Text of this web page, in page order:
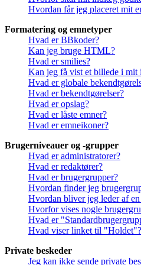
Hvordan får jeg placeret mit
Formatering og emnetyper
Hvad er BBkoder?
Kan jeg bruge HTML?
Hvad er smilies?
Kan jeg få vist et billede i mit
Hvad er globale
Hvad er bekendtgørelser?
Hvad er opslag?
Hvad er låste emner?
Hvad er emneikoner?
Brugerniveauer og -grupper
Hvad er administratorer?
Hvad er redaktører?
Hvad er brugergrupper?
Hvordan finder jeg
Hvordan bliver jeg leder af
Hvorfor vises nogle
Hvad er
Hvad viser linket til "Holdet"?
Private beskeder
Jeg kan ikke sende private